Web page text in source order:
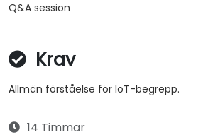
Q&A session
Krav
Allmän förståelse för IoT-begrepp.
14 Timmar